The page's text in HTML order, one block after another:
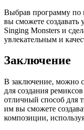
Выбрав программу по
вы сможете создавать
Singing Monsters и
увлекательным и
Заключение
В заключение, можно
для создания
отличный способ для
им вы сможете
композиции,